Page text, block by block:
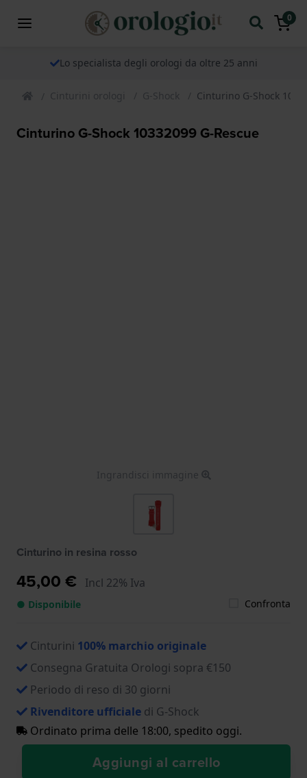
0
Lo specialista degli orologi da oltre 25 anni
Cinturini orologi G-Shock Cinturino G-Shock
Cinturino G-Shock 10332099 G-Rescue
Ingrandisci immagine
Cinturino in resina rosso
45,00 € Incl 22% Iva
● Disponibile Confronta
Cinturini 100% marchio originale
Consegna Gratuita Orologi sopra €150
Periodo di reso di 30 giorni
Rivenditore ufficiale di G-Shock
Ordinato prima delle 18:00, spedito oggi.
Aggiungi al carrello